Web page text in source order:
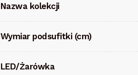
Nazwa kolekcji
Wymiar podsufitki (cm)
LED/Żarówka